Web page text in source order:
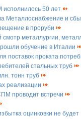
исполнилось 50 лет
Металлоснабжение и
в проруби
смотр металлургии,
обучение в Италии
поставок проката
стальных труб
тонн труб
реализации
проводит встречи
оцинковки не будет